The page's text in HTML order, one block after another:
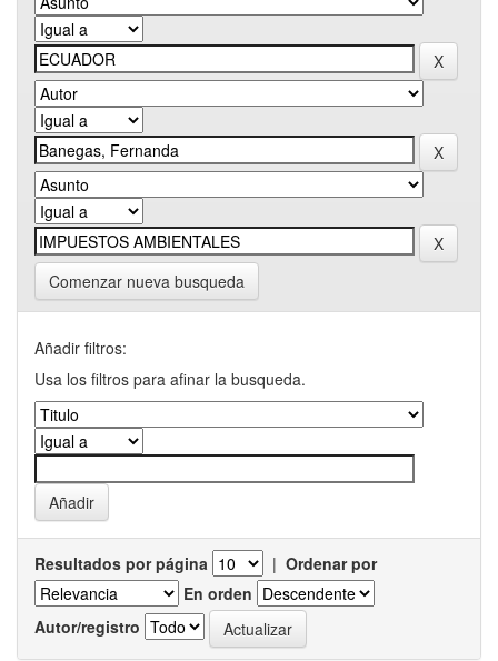
Comenzar nueva busqueda
Añadir filtros:
Usa los filtros para afinar la busqueda.
Resultados por página | Ordenar por
En orden
Autor/registro